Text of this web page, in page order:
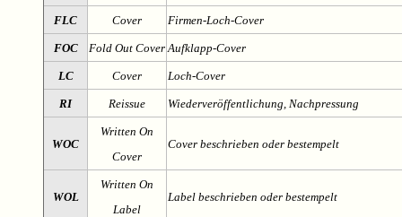
FLC Cover Firmen-Loch-Cover
FOC Fold Out Cover Aufklapp-Cover
LC Cover Loch-Cover
RI Reissue Wiederveröffentlichung, Nachpressung
WOC
Written On
Cover
Cover beschrieben oder bestempelt
WOL
Written On
Label
Label beschrieben oder bestempelt